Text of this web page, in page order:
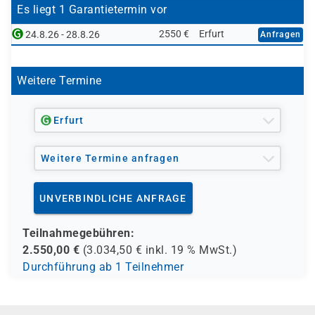
Es liegt 1 Garantietermin vor
24.8.26 - 28.8.26 2550 € Erfurt Anfragen
Weitere Termine
Erfurt
Weitere Termine anfragen
UNVERBINDLICHE ANFRAGE
Teilnahmegebühren:
2.550,00 € (3.034,50 € inkl. 19 % MwSt.)
Durchführung ab 1 Teilnehmer